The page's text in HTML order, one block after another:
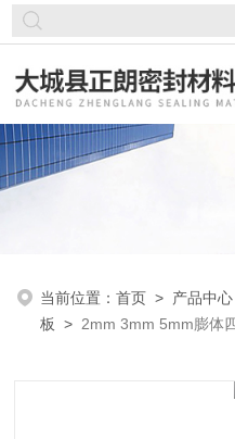
当前位置：首页 > 产品中心
板
> 2mm 3mm 5mm膨体